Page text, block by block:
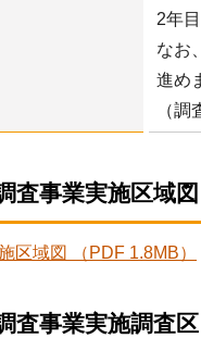
2年
なお
進め
（
査事業実施区域図
区域図 （PDF 1.8MB）
査事業実施調査区